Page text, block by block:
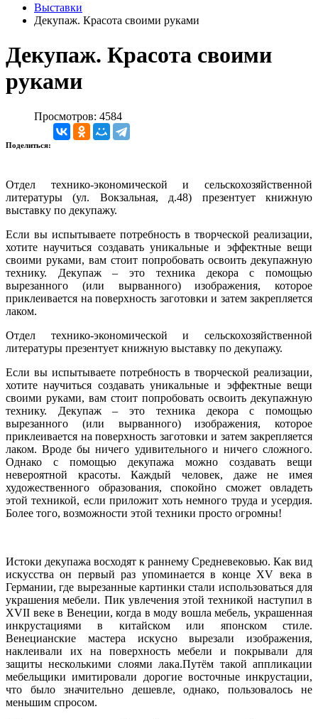
Выставки
Декупаж. Красота своими руками
Декупаж. Красота своими
руками
Просмотров: 4584
Поделиться:
Отдел технико-экономической и сельскохозяйственной
литературы (ул. Вокзальная, д.48) презентует книжную
выставку по декупажу.
Если вы испытываете потребность в творческой реализации,
хотите научиться создавать уникальные и эффектные вещи
своими руками, вам стоит попробовать освоить декупажную
технику. Декупаж – это техника декора с помощью
вырезанного (или вырванного) изображения, которое
приклеивается на поверхность заготовки и затем закрепляется
лаком.
Отдел технико-экономической и сельскохозяйственной
литературы презентует книжную выставку по декупажу.
Если вы испытываете потребность в творческой реализации,
хотите научиться создавать уникальные и эффектные вещи
своими руками, вам стоит попробовать освоить декупажную
технику. Декупаж – это техника декора с помощью
вырезанного (или вырванного) изображения, которое
приклеивается на поверхность заготовки и затем закрепляется
лаком. Вроде бы ничего удивительного и ничего сложного.
Однако с помощью декупажа можно создавать вещи
невероятной красоты. Каждый человек, даже не имея
художественного образования, спокойно сможет овладеть
этой техникой, если приложит хоть немного труда и усердия.
Более того, возможности этой техники просто огромны!
Истоки декупажа восходят к раннему Средневековью. Как вид
искусства он первый раз упоминается в конце XV века в
Германии, где вырезанные картинки стали использоваться для
украшения мебели. Пик увлечения этой техникой наступил в
XVII веке в Венеции, когда в моду вошла мебель, украшенная
инкрустациями в китайском или японском стиле.
Венецианские мастера искусно вырезали изображения,
наклеивали их на поверхность мебели и покрывали для
защиты несколькими слоями лака.Путём такой аппликации
мебельщики имитировали дорогие восточные инкрустации,
что было значительно дешевле, однако, пользовалось не
меньшим спросом.